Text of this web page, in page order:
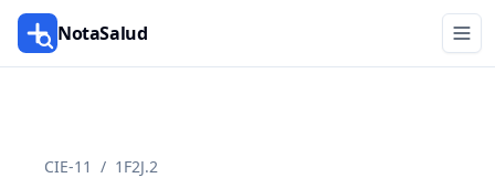
NotaSalud
CIE-11 / 1F2J.2